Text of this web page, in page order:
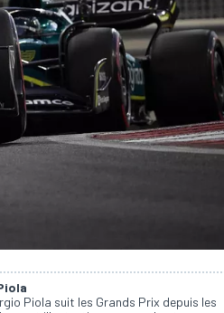
Piola suit les Grands Prix depuis les